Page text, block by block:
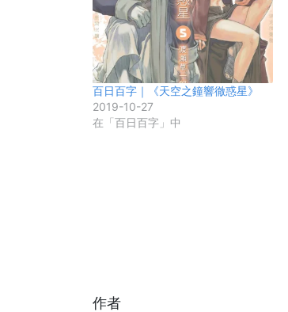
百日百字｜《天空之鐘響徹惑星》
2019-10-27
在「百日百字」中
作者